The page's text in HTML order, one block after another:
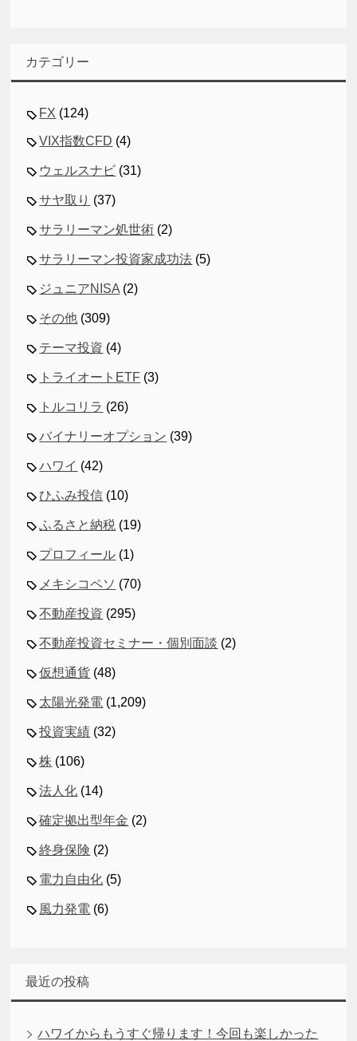
カテゴリー
FX (124)
VIX指数CFD (4)
ウェルスナビ (31)
サヤ取り (37)
サラリーマン処世術 (2)
サラリーマン投資家成功法 (5)
ジュニアNISA (2)
その他 (309)
テーマ投資 (4)
トライオートETF (3)
トルコリラ (26)
バイナリーオプション (39)
ハワイ (42)
ひふみ投信 (10)
ふるさと納税 (19)
プロフィール (1)
メキシコペソ (70)
不動産投資 (295)
不動産投資セミナー・個別面談 (2)
仮想通貨 (48)
太陽光発電 (1,209)
投資実績 (32)
株 (106)
法人化 (14)
確定拠出型年金 (2)
終身保険 (2)
電力自由化 (5)
風力発電 (6)
最近の投稿
ハワイからもうすぐ帰ります！今回も楽しかった